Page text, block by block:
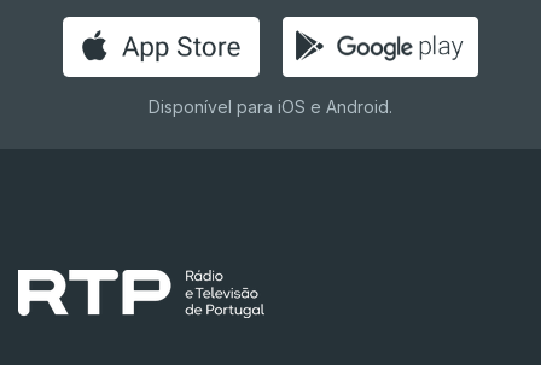
Disponível para iOS e Android.